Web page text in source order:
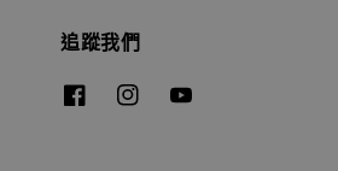
追蹤我們